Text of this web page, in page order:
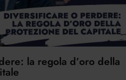
la regola d’oro della